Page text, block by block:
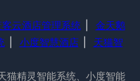
客云酒店管理系统
金天鹅
小度智慧酒店
天猫智
猫精灵智能系统、小度智能